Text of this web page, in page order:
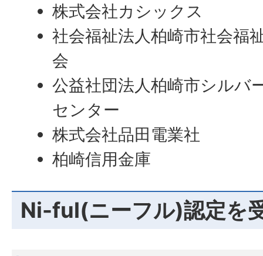
株式会社カシックス
社会福祉法人柏崎市社会福
会
公益社団法人柏崎市シルバ
センター
株式会社品田電業社
柏崎信用金庫
Ni-ful(ニーフル)認定を